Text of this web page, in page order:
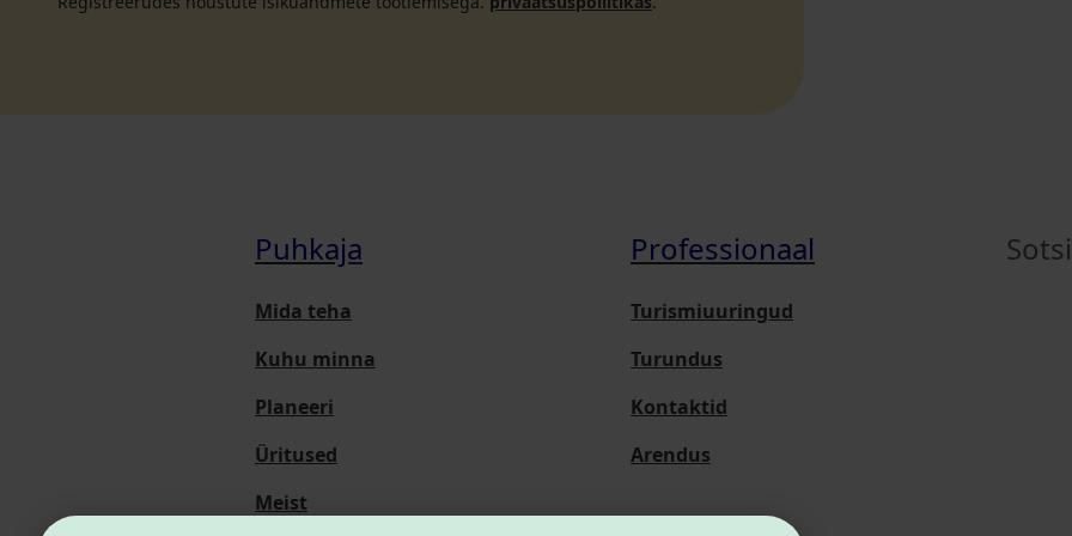
Puhkaja
Mida teha
Kuhu minna
Planeeri
Üritused
Meist
Professionaal
Turismiuuringud
Turundus
Kontaktid
Arendus